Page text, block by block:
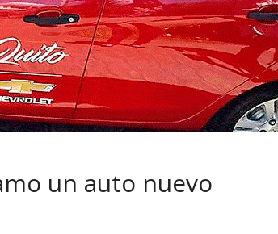
un auto nuevo